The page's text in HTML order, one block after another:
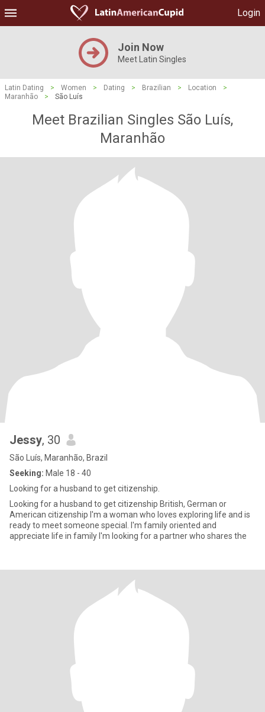
Login
Join Now
Meet Latin Singles
Latin Dating > Women > Dating > Brazilian > Location
>
Maranhão
> São Luís
Meet Brazilian Singles São Luís,
Maranhão
Jessy, 30
São Luís, Maranhão, Brazil
Seeking: Male 18 - 40
Looking for a husband to get citizenship.
Looking for a husband to get citizenship British, German or
American citizenship I'm a woman who loves exploring life and is
ready to meet someone special. I'm family oriented and
appreciate life in family I'm looking for a partner who shares the